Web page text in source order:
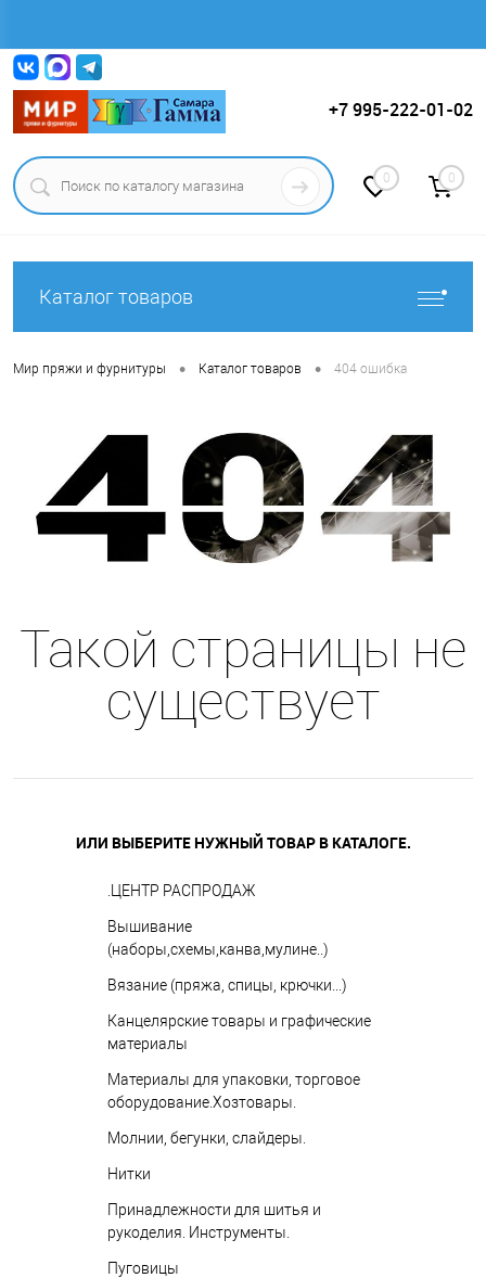
+7 995-222-01-02
0 0
Каталог товаров
Мир пряжи и фурнитуры • Каталог товаров • 404 ошибка
Такой страницы не
существует
ИЛИ ВЫБЕРИТЕ НУЖНЫЙ ТОВАР В КАТАЛОГЕ.
.ЦЕНТР РАСПРОДАЖ
Вышивание
(наборы,схемы,канва,мулине..)
Вязание (пряжа, спицы, крючки...)
Канцелярские товары и графические
материалы
Материалы для упаковки, торговое
оборудование.Хозтовары.
Молнии, бегунки, слайдеры.
Нитки
Принадлежности для шитья и
рукоделия. Инструменты.
Пуговицы